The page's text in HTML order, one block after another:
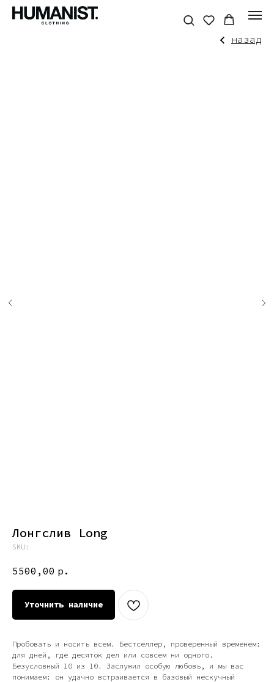
назад
Лонгслив Long
SKU:
5500,00 р.
Уточнить наличие
Пробовать и носить всем. Бестселлер, проверенный временем:
для дней, где десяток дел или совсем ни одного.
Безусловный 10 из 10. Заслужил особую любовь, и мы вас
понимаем: он удачно встраивается в базовый нескучный